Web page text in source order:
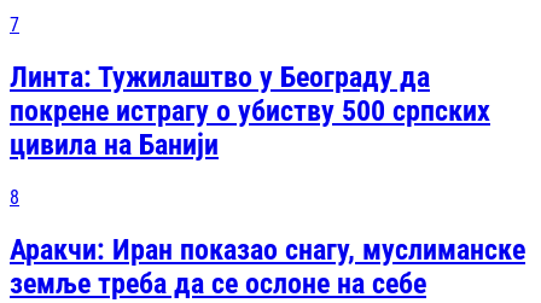
7
Линта: Тужилаштво у Београду да
покрене истрагу о убиству 500 српских
цивила на Банији
8
Аракчи: Иран показао снагу, муслиманске
земље треба да се ослоне на себе